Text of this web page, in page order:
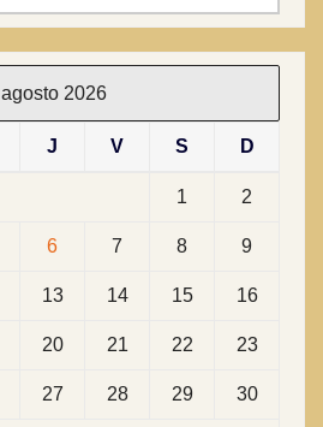
agosto 2026
J V S D
1 2
6 7 8 9
13 14 15 16
20 21 22 23
27 28 29 30